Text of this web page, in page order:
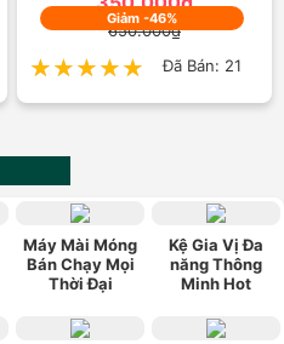
Giảm -46%
650.000₫
★★★★★
★★★★★ Đã Bán: 21
Máy Mài Móng
Bán Chạy Mọi
Thời Đại
Kệ Gia Vị Đa
năng Thông
Minh Hot